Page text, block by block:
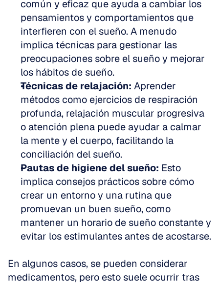
común y eficaz que ayuda a cambiar los
pensamientos y comportamientos que
interfieren con el sueño. A menudo
implica técnicas para gestionar las
preocupaciones sobre el sueño y mejorar
los hábitos de sueño.
Técnicas de relajación: Aprender
métodos como ejercicios de respiración
profunda, relajación muscular progresiva
o atención plena puede ayudar a calmar
la mente y el cuerpo, facilitando la
conciliación del sueño.
Pautas de higiene del sueño: Esto
implica consejos prácticos sobre cómo
crear un entorno y una rutina que
promuevan un buen sueño, como
mantener un horario de sueño constante y
evitar los estimulantes antes de acostarse.
En algunos casos, se pueden considerar
medicamentos, pero esto suele ocurrir tras